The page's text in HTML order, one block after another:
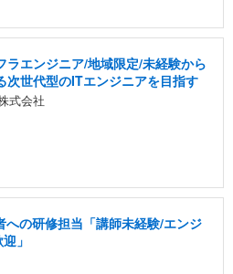
ラエンジニア/地域限定/未経験から
次世代型のITエンジニアを目指す
式会社
の研修担当「講師未経験/エンジ
」